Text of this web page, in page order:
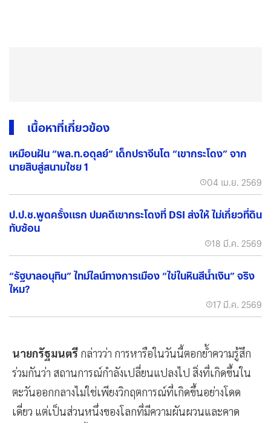
เนื้อหาที่เกี่ยวข้อง
เหมือนฝัน “พล.ท.อดุลย์” เด็กปราจีนโต “เขากระโดง” จาก
นายสิบสู่สนามไชย 1
04 เม.ย. 2569
ป.ป.ช.พูดครั้งแรก ปมคดีเขากระโดงที่ DSI ส่งให้ ไม่เกี่ยวที่ดิน
ทับซ้อน
18 มี.ค. 2569
“รัฐบาลอนุทิน” ไทม์ไลน์ทางการเมือง “ไข่ในหินสีน้ำเงิน” จริง
ไหม?
17 มี.ค. 2569
นายกรัฐมนตรี กล่าวว่า การหารือในวันนี้ตอกย้ำความรู้สึก
ร่วมกันว่า สถานการณ์กำลังเปลี่ยนแปลงไป สิ่งที่เกิดขึ้นใน
ตะวันออกกลางไม่ใช่เพียงวิกฤตการณ์ที่เกิดขึ้นอย่างโดด
เดี่ยว แต่เป็นส่วนหนึ่งของโลกที่มีความผันผวนและคาด